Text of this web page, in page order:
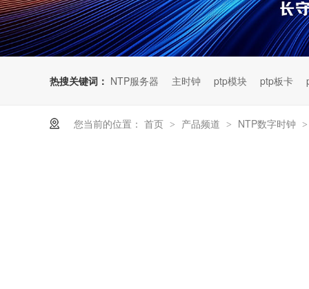
热搜关键词： NTP服务器 主时钟 ptp模块 ptp板卡
您当前的位置： 首页 > 产品频道 > NTP数字时钟